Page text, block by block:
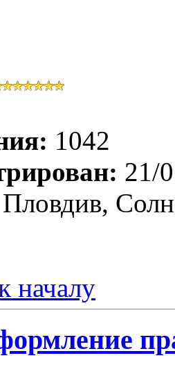
1042
21/
Пловдив,
началу